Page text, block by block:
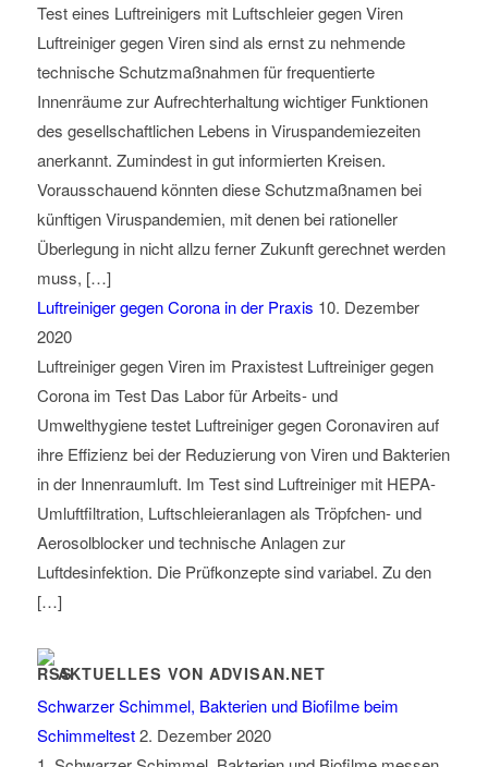
Test eines Luftreinigers mit Luftschleier gegen Viren
Luftreiniger gegen Viren sind als ernst zu nehmende
technische Schutzmaßnahmen für frequentierte
Innenräume zur Aufrechterhaltung wichtiger Funktionen
des gesellschaftlichen Lebens in Viruspandemiezeiten
anerkannt. Zumindest in gut informierten Kreisen.
Vorausschauend könnten diese Schutzmaßnamen bei
künftigen Viruspandemien, mit denen bei rationeller
Überlegung in nicht allzu ferner Zukunft gerechnet werden
muss, […]
Luftreiniger gegen Corona in der Praxis 10. Dezember
2020
Luftreiniger gegen Viren im Praxistest Luftreiniger gegen
Corona im Test Das Labor für Arbeits- und
Umwelthygiene testet Luftreiniger gegen Coronaviren auf
ihre Effizienz bei der Reduzierung von Viren und Bakterien
in der Innenraumluft. Im Test sind Luftreiniger mit HEPA-
Umluftfiltration, Luftschleieranlagen als Tröpfchen- und
Aerosolblocker und technische Anlagen zur
Luftdesinfektion. Die Prüfkonzepte sind variabel. Zu den
[…]
AKTUELLES VON ADVISAN.NET
Schwarzer Schimmel, Bakterien und Biofilme beim
Schimmeltest 2. Dezember 2020